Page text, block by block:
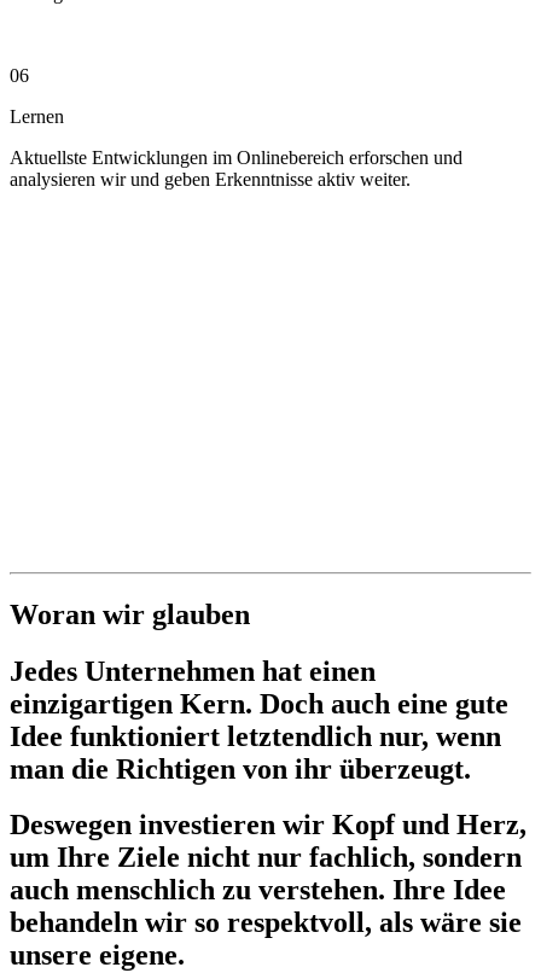
06
Lernen
Aktuellste Entwicklungen im Onlinebereich erforschen und
analysieren wir und geben Erkenntnisse aktiv weiter.
Woran wir glauben
Jedes Unternehmen hat einen
einzigartigen Kern. Doch auch eine gute
Idee funktioniert letztendlich nur, wenn
man die Richtigen von ihr überzeugt.
Deswegen investieren wir Kopf und Herz,
um Ihre Ziele nicht nur fachlich, sondern
auch menschlich zu verstehen. Ihre Idee
behandeln wir so respektvoll, als wäre sie
unsere eigene.